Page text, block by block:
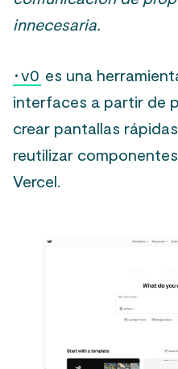
innecesaria.
·v0 es una
interfaces a partir de
crear pantallas
reutilizar
Vercel.